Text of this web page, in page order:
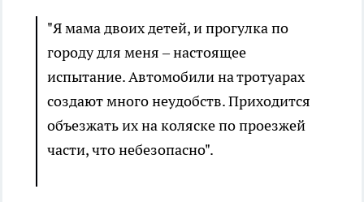
"Я мама двоих детей, и прогулка по
городу для меня – настоящее
испытание. Автомобили на тротуарах
создают много неудобств. Приходится
объезжать их на коляске по проезжей
части, что небезопасно".